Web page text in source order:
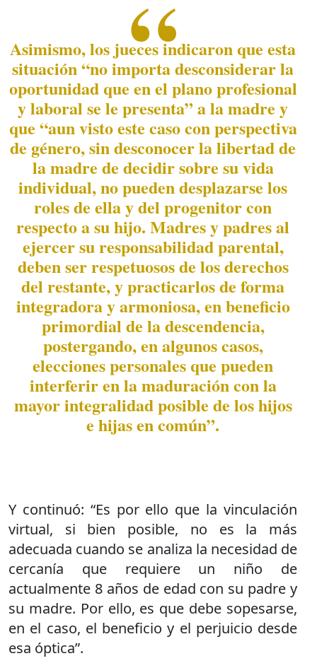
Asimismo, los jueces indicaron que esta
situación “no importa desconsiderar la
oportunidad que en el plano profesional
y laboral se le presenta” a la madre y
que “aun visto este caso con perspectiva
de género, sin desconocer la libertad de
la madre de decidir sobre su vida
individual, no pueden desplazarse los
roles de ella y del progenitor con
respecto a su hijo. Madres y padres al
ejercer su responsabilidad parental,
deben ser respetuosos de los derechos
del restante, y practicarlos de forma
integradora y armoniosa, en beneficio
primordial de la descendencia,
postergando, en algunos casos,
elecciones personales que pueden
interferir en la maduración con la
mayor integralidad posible de los hijos
e hijas en común”.
Y continuó: “Es por ello que la vinculación
virtual, si bien posible, no es la más
adecuada cuando se analiza la necesidad de
cercanía que requiere un niño de
actualmente 8 años de edad con su padre y
su madre. Por ello, es que debe sopesarse,
en el caso, el beneficio y el perjuicio desde
esa óptica”.